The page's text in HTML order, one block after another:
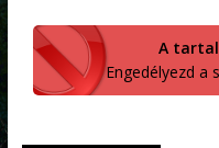
A
Engedélyezd a